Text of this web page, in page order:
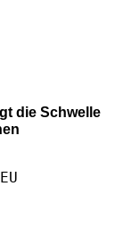
die Schwelle